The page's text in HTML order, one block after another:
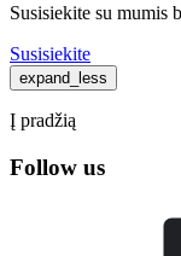
Susisiekite su mumis
Susisiekite
expand_less
Į pradžią
Follow us